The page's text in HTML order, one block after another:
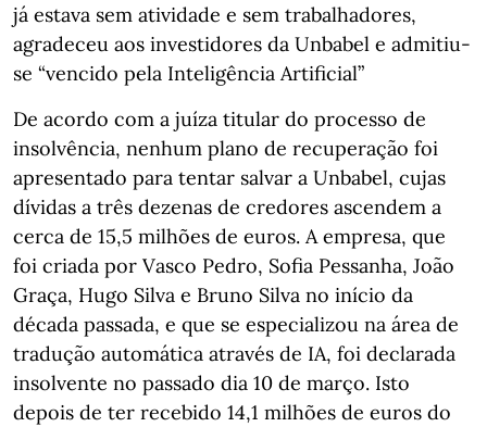
já estava sem atividade e sem trabalhadores,
agradeceu aos investidores da Unbabel e admitiu-
se “vencido pela Inteligência Artificial”
De acordo com a juíza titular do processo de
insolvência, nenhum plano de recuperação foi
apresentado para tentar salvar a Unbabel, cujas
dívidas a três dezenas de credores ascendem a
cerca de 15,5 milhões de euros. A empresa, que
foi criada por Vasco Pedro, Sofia Pessanha, João
Graça, Hugo Silva e Bruno Silva no início da
década passada, e que se especializou na área de
tradução automática através de IA, foi declarada
insolvente no passado dia 10 de março. Isto
depois de ter recebido 14,1 milhões de euros do